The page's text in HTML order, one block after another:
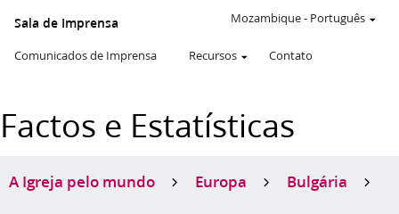
Sala de Imprensa
Comunicados de Imprensa Recursos Contato
Mozambique- Português
Factos e Estatísticas
A Igreja pelo mundo Europa Bulgária